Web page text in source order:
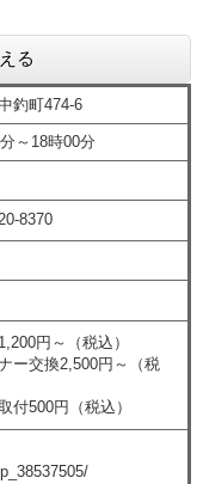
る
474-6
18時00分
8370
～（税込）
円～（税
（税込）